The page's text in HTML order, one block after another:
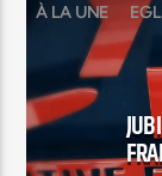
EN CE MOMENT
TITRE
ARTISTE
À LA UNE
RELIGIONS